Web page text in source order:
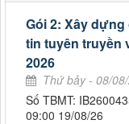
Gói 2: Xây
tin tuyên truyền
2026
Thứ bảy - 08/
Số TBMT:
09:00 19/08/26